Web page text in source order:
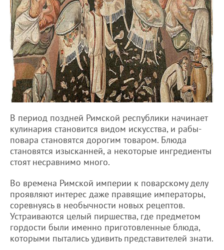
В период поздней Римской республики начинает
кулинария становится видом искусства, и рабы-
повара становятся дорогим товаром. Блюда
становятся изысканней, а некоторые ингредиенты
стоят несравнимо много.
Во времена Римской империи к поварскому делу
проявляют интерес даже правящие императоры,
соревнуясь в необычности новых рецептов.
Устраиваются целый пиршества, где предметом
гордости были именно приготовленные блюда,
которыми пытались удивить представителей знати.